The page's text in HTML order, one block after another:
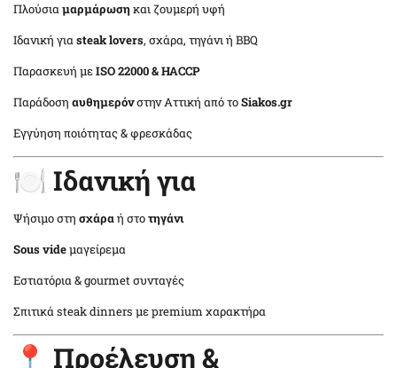
Πλούσιαμαρμάρωση και ζουμερή υφή
Ιδανική γιαsteak lovers, σχάρα, τηγάνι ή BBQ
Παρασκευή μεISO 22000 & HACCP
Παράδοση αυθημερόνστην Αττική από τοSiakos.gr
Εγγύηση ποιότητας & φρεσκάδας
🍽️ Ιδανική για
Ψήσιμο στη σχάραή στοτηγάνι
Sous videμαγείρεμα
Εστιατόρια & gourmet συνταγές
Σπιτικά steak dinners με premium χαρακτήρα
📍 Προέλευση &